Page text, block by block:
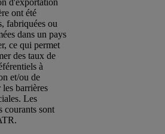
ont été
fabriquées ou
dans un pays
ce qui permet
des taux de
à
et/ou de
les barrières
Les
courants sont